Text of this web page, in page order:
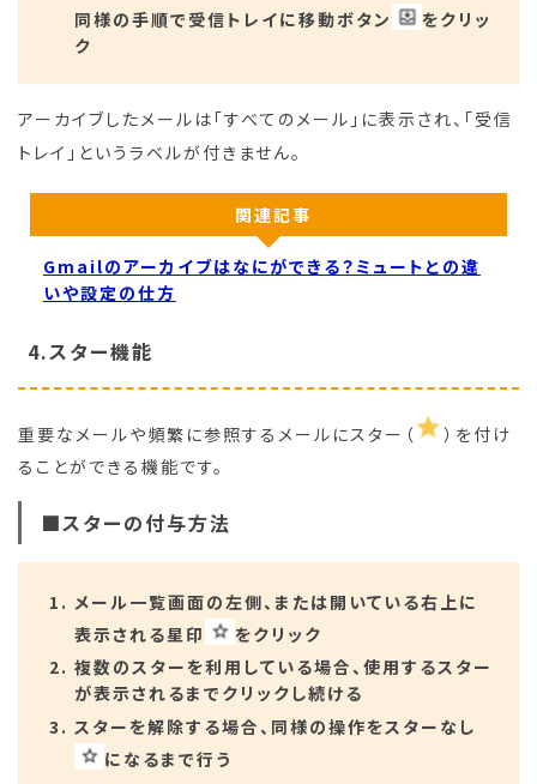
同様の手順で受信トレイに移動ボタン
をクリッ
ク
アーカイブしたメールは「すべてのメール」に表示され、「受信
トレイ」というラベルが付きません。
関連記事
Gmailのアーカイブはなにができる？ミュートとの違
いや設定の仕方
4.スター機能
重要なメールや頻繁に参照するメールにスター（
）を付け
ることができる機能です。
■スターの付与方法
メール一覧画面の左側、または開いている右上に
表示される星印
をクリック
複数のスターを利用している場合、使用するスター
が表示されるまでクリックし続ける
スターを解除する場合、同様の操作をスターなし
になるまで行う